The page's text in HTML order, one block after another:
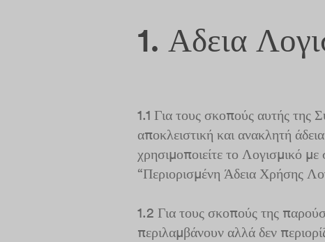
1. Αδεια
1.1 Για τους σκοπούς αυτής
αποκλειστική και ανακλητή
χρησιμοποιείτε το Λογισμικό
“Περιορισμένη Άδεια Χρήσης
1.2 Για τους σκοπούς της
περιλαμβάνουν αλλά δεν